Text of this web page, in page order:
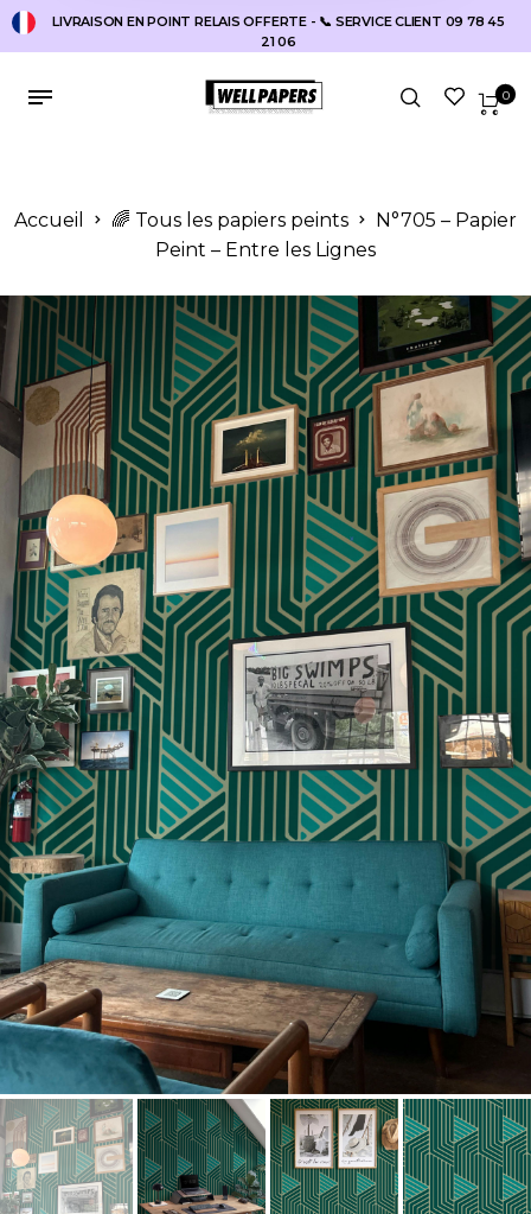
LIVRAISON EN POINT RELAIS OFFERTE - 📞 SERVICE CLIENT 09 78 45
21 06
0
Accueil 🌈 Tous les papiers peints
N°705 – Papier
Peint – Entre les Lignes